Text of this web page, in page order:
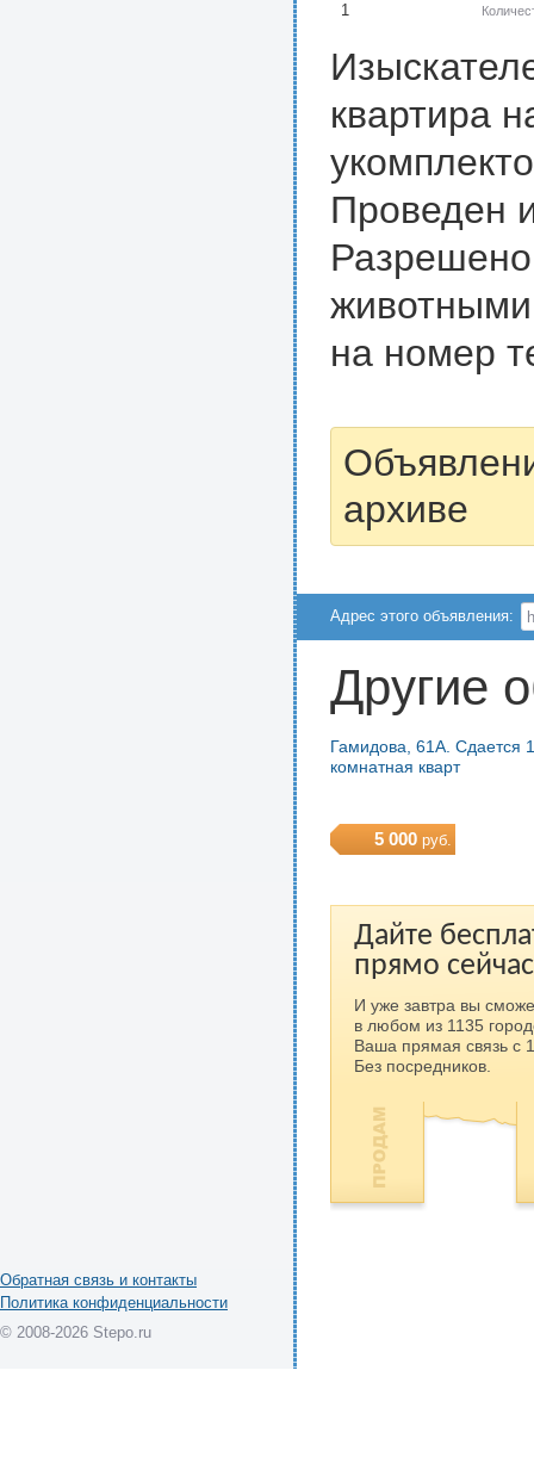
1
квартира
Проведен
на номер
архиве
Адрес этого объявления:
Другие
Гамидова, 61А. Сдается
комнатная кварт
5 000 руб.
Дайте
прямо
И уже завтра вы
в любом из 1135
Ваша прямая связь с
Без посредников.
Обратная связь и контакты
Политика конфиденциальности
© 2008-2026 Stepo.ru